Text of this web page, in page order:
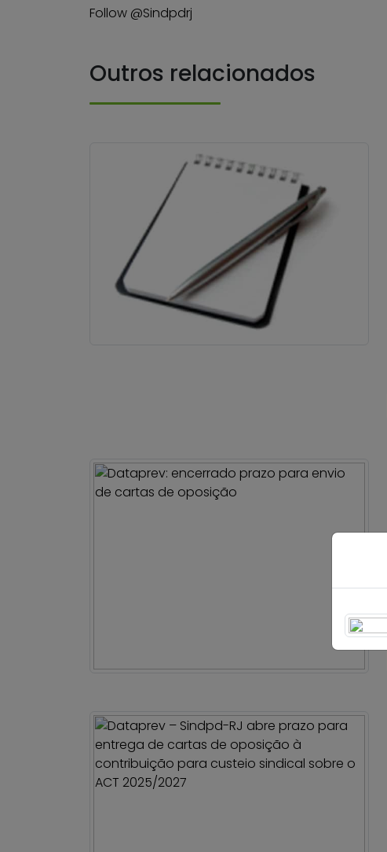
Follow @Sindpdrj
Outros relacionados